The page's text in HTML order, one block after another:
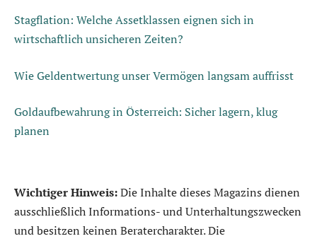
Stagflation: Welche Assetklassen eignen sich in
wirtschaftlich unsicheren Zeiten?
Wie Geldentwertung unser Vermögen langsam auffrisst
Goldaufbewahrung in Österreich: Sicher lagern, klug
planen
Wichtiger Hinweis:Die Inhalte dieses Magazins dienen
ausschließlich Informations- und Unterhaltungszwecken
und besitzen keinen Beratercharakter. Die